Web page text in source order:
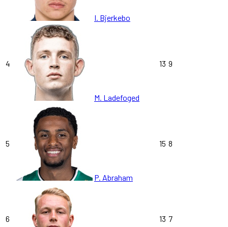
I. Bjerkebo
4
M. Ladefoged
13 9
5
P. Abraham
15 8
6 13 7